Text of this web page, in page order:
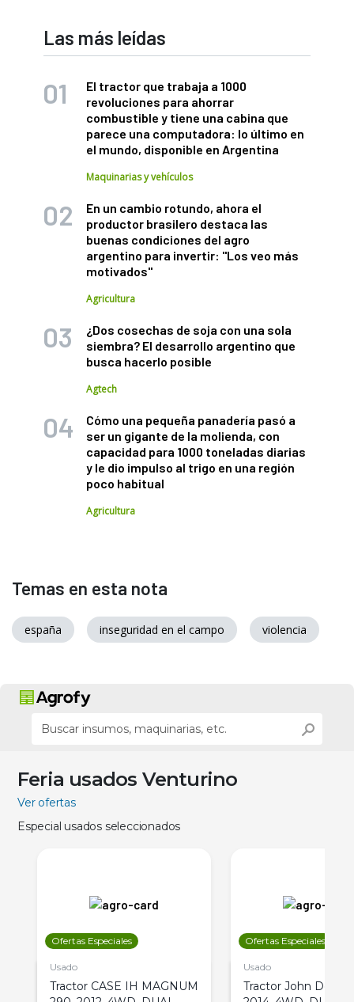
Las más leídas
El tractor que trabaja a 1000
revoluciones para ahorrar
combustible y tiene una cabina que
parece una computadora: lo último en
el mundo, disponible en Argentina
Maquinarias y vehículos
En un cambio rotundo, ahora el
productor brasilero destaca las
buenas condiciones del agro
argentino para invertir: "Los veo más
motivados"
Agricultura
¿Dos cosechas de soja con una sola
siembra? El desarrollo argentino que
busca hacerlo posible
Agtech
Cómo una pequeña panadería pasó a
ser un gigante de la molienda, con
capacidad para 1000 toneladas diarias
y le dio impulso al trigo en una región
poco habitual
Agricultura
Temas en esta nota
españa inseguridad en el campo violencia
Feria usados Venturino
Ver ofertas
Especial usados seleccionados
Ofertas Especiales
Usado
Tractor CASE IH MAGNUM
Ofertas Especiales
Usado
Tractor John Deere